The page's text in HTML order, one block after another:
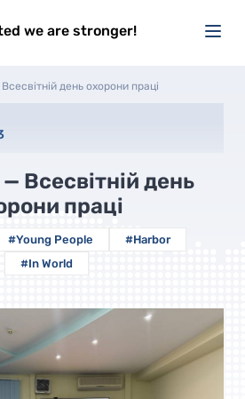
we are stronger!
день охорони праці
Всесвітній день
праці
#Young People
#Harbor
#In World